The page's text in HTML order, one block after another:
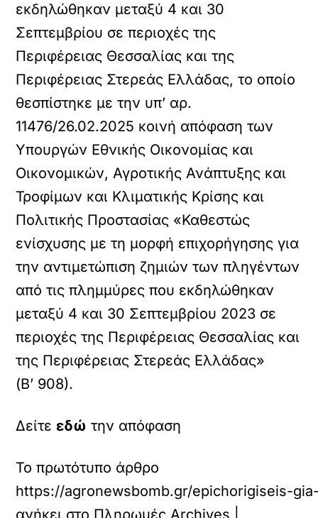
εκδηλώθηκαν μεταξύ 4 και 30
Σεπτεμβρίου σε περιοχές της
Περιφέρειας Θεσσαλίας και της
Περιφέρειας Στερεάς Ελλάδας, το οποίο
θεσπίστηκε με την υπ’ αρ.
11476/26.02.2025 κοινή απόφαση των
Υπουργών Εθνικής Οικονομίας και
Οικονομικών, Αγροτικής Ανάπτυξης και
Τροφίμων και Κλιματικής Κρίσης και
Πολιτικής Προστασίας «Καθεστώς
ενίσχυσης με τη μορφή επιχορήγησης για
την αντιμετώπιση ζημιών των πληγέντων
από τις πλημμύρες που εκδηλώθηκαν
μεταξύ 4 και 30 Σεπτεμβρίου 2023 σε
περιοχές της Περιφέρειας Θεσσαλίας και
της Περιφέρειας Στερεάς Ελλάδας»
(Β’ 908).
Δείτεεδώ την απόφαση
Το πρωτότυπο άρθρο
https://agronewsbomb.gr/epichorigiseis-
ανήκει στο Πληρωμές Archives |